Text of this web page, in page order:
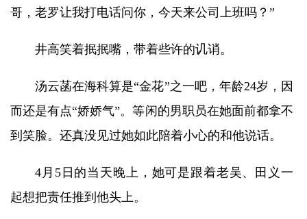
哥，老罗让我打电话问你，今天来公司上班吗？”
井高笑着抿抿嘴，带着些许的讥诮。
汤云菡在海科算是“金花”之一吧，年龄24岁，因
而还是有点“娇娇气”。等闲的男职员在她面前都拿不
到笑脸。还真没见过她如此陪着小心的和他说话。
4月5日的当天晚上，她可是跟着老吴、田义一
起想把责任推到他头上。